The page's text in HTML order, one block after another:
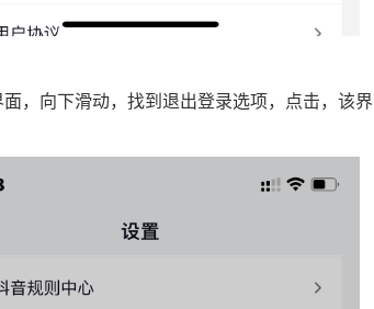
面，向下滑动，找到退出登录选项，点击，该